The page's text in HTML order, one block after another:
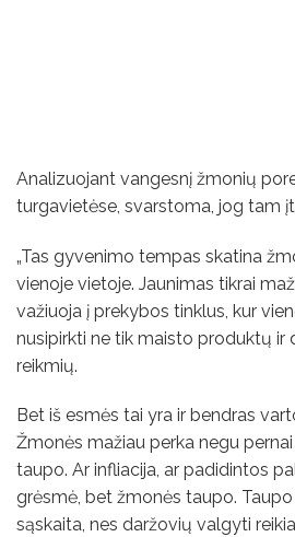
Analizuojant vangesnį žmonių
turgavietėse, svarstoma, jog tam
„Tas gyvenimo tempas skatina
vienoje vietoje. Jaunimas tikrai
važiuoja į prekybos tinklus, kur
nusipirkti ne tik maisto produktų ir
reikmių.
Bet iš esmės tai yra ir bendras
Žmonės mažiau perka negu
taupo. Ar infliacija, ar padidintos
grėsmė, bet žmonės taupo.
sąskaita, nes daržovių valgyti